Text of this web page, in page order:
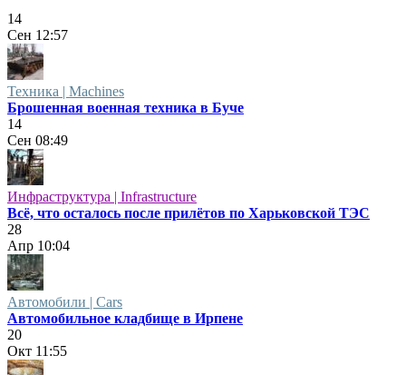
14
Сен 12:57
Техника | Machines
Брошенная военная техника в Буче
14
Сен 08:49
Инфраструктура | Infrastructure
Всё, что осталось после прилётов по Харьковской ТЭС
28
Апр 10:04
Автомобили | Cars
Автомобильное кладбище в Ирпене
20
Окт 11:55